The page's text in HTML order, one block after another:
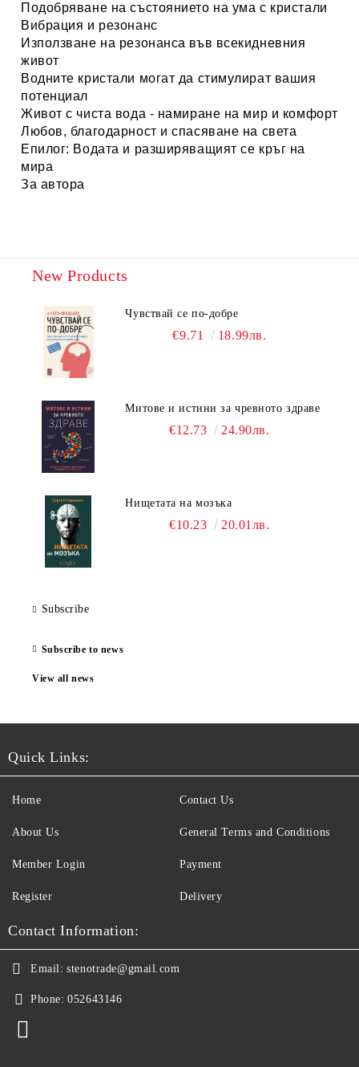
Подобряване на състоянието на ума с кристали
Вибрация и резонанс
Използване на резонанса във всекидневния
живот
Водните кристали могат да стимулират вашия
потенциал
Живот с чиста вода - намиране на мир и комфорт
Любов, благодарност и спасяване на света
Епилог: Водата и разширяващият се кръг на
мира
За автора
New Products
Чувствай се по-добре
€9.71 18.99лв.
Митове и истини за чревното здраве
€12.73 24.90лв.
Нищетата на мозъка
€10.23 20.01лв.
Subscribe
Subscribe to news
View all news
Quick Links:
Home
About Us
Member Login
Register
Contact Us
General Terms and Conditions
Payment
Delivery
Contact Information:
Email: stenotrade@gmail.com
Phone: 052643146